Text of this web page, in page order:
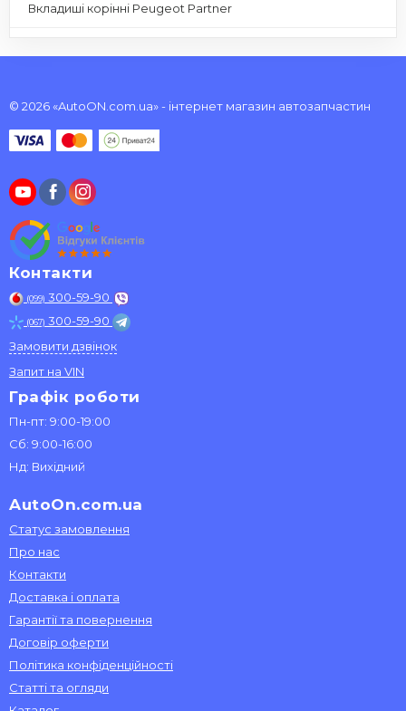
Вкладиші корінні Peugeot Partner
© 2026 «AutoON.com.ua» - інтернет магазин автозапчастин
Контакти
(099) 300-59-90
(067) 300-59-90
Замовити дзвінок
Запит на VIN
Графік роботи
Пн-пт: 9:00-19:00
Сб: 9:00-16:00
Нд: Вихідний
AutoOn.com.ua
Статус замовлення
Про нас
Контакти
Доставка і оплата
Гарантії та повернення
Договір оферти
Політика конфіденційності
Статті та огляди